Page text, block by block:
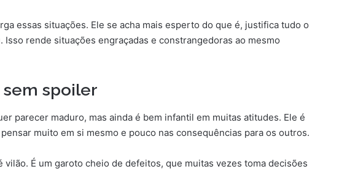
essas situações. Ele se acha mais esperto do que é, justifica tudo o
rende situações engraçadas e constrangedoras ao mesmo
sem spoiler
parecer maduro, mas ainda é bem infantil em muitas atitudes. Ele é
muito em si mesmo e pouco nas consequências para os outros.
vilão. É um garoto cheio de defeitos, que muitas vezes toma decisões